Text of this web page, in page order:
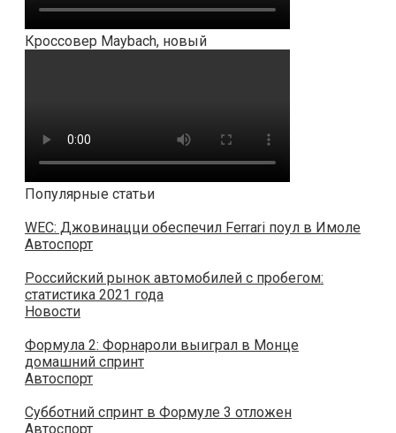
Кроссовер Maybach, новый
Популярные статьи
WEC: Джовинацци обеспечил Ferrari поул в Имоле
Автоспорт
Российский рынок автомобилей с пробегом:
статистика 2021 года
Новости
Формула 2: Форнароли выиграл в Монце
домашний спринт
Автоспорт
Субботний спринт в Формуле 3 отложен
Автоспорт